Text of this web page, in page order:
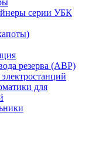
серии УБК
резерва (АВР)
для